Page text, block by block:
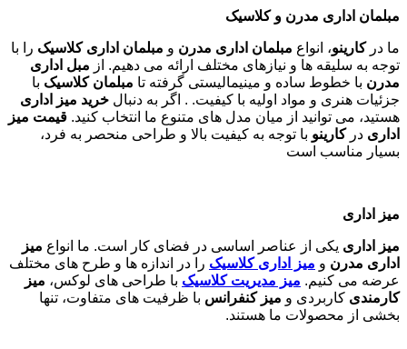
مبلمان اداری مدرن و کلاسیک
ما درکارینو، انواع مبلمان اداری مدرن و مبلمان اداری کلاسیک را با
توجه به سلیقه ها و نیازهای مختلف ارائه می دهیم. از مبل اداری
مدرن با خطوط ساده و مینیمالیستی گرفته تا مبلمان کلاسیک با
جزئیات هنری و مواد اولیه با کیفیت. . اگر به دنبال خرید میز اداری
هستید، می توانید از میان مدل های متنوع ما انتخاب کنید. قیمت میز
اداری درکارینو با توجه به کیفیت بالا و طراحی منحصر به فرد،
بسیار مناسب است
میز اداری
میز اداری یکی از عناصر اساسی در فضای کار است. ما انواع میز
اداری مدرن و میز اداری کلاسیک را در اندازه ها و طرح های مختلف
عرضه می کنیم. میز مدیریت کلاسیک با طراحی های لوکس، میز
کارمندی کاربردی و میز کنفرانس با ظرفیت های متفاوت، تنها
بخشی از محصولات ما هستند.